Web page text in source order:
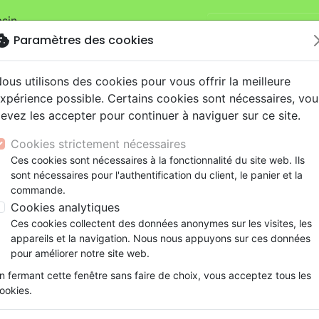
Je veux retirer
sur la boutiqueLa Maison de la
NouveautésBibles
Testaments
Segond
Darby
Livres
Famille, couple
Souffrance, Relation d'aide
Ethique, société, politique
Événements actuels
eBooks
Couple
Souffrance, Relation d'aide
Apologétique
Bibles jeunesse
Latino, Folk
Soul
Louange, Adoration
Pop, Rock
animés
conférences
Documentaires, reportages
Accessoires de Bible
Papeterie
Élie - Entre le jugement et la grâce - Commentaire biblique
Élie
Entre le jugement et la grâce -
2Rois 2
Paramètres des cookies
utilisons des cookies pour vous offrir la meilleure
possible. Certains cookies sont nécessaires,
les accepter pour continuer à naviguer sur ce site.
Cookies strictement nécessaires
Ces cookies sont nécessaires à la fonctionnalité du site web. Ils
sont nécessaires pour l'authentification du client, le panier et la
commande.
Cookies analytiques
Ces cookies collectent des données anonymes sur les visites, les
appareils et la navigation. Nous nous appuyons sur ces données
pour améliorer notre site web.
fermant cette fenêtre sans faire de choix, vous acceptez tous les